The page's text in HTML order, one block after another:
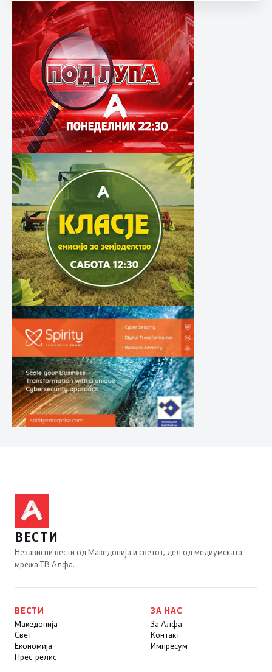
ВЕСТИ
Независни вести од Македонија и светот, дел од медиумската
мрежа ТВ Алфа.
ВЕСТИ
Македонија
Свет
Економија
Прес-релис
ЗА НАС
За Алфа
Контакт
Импресум